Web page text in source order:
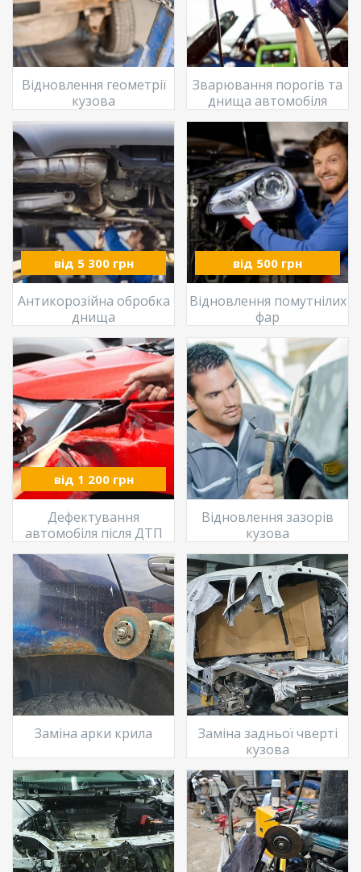
Відновлення геометрії
кузова
Зварювання порогів та
днища автомобіля
від 5 300 грн
Антикорозійна обробка
днища
від 500 грн
Відновлення помутнілих
фар
від 1 200 грн
Дефектування
автомобіля після ДТП
Відновлення зазорів
кузова
Заміна арки крила
Заміна задньої чверті
кузова